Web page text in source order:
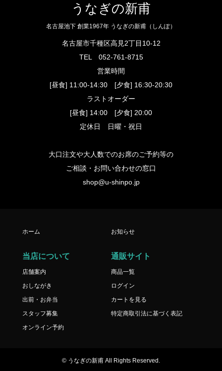
うなぎの新甫
名古屋池下 創業1967年 うなぎの新甫（しんぽ）
名古屋市千種区高見2丁目10-12
TEL 052-761-8715
営業時間
[昼食] 11:00-14:30 [夕食] 16:30-20:30
ラストオーダー
[昼食] 14:00 [夕食] 20:00
定休日 日曜・祝日
大口注文や大人数でのお席のご予約等の
ご相談・お問い合わせの窓口
shop@u-shinpo.jp
ホーム お知らせ
当店について
店舗案内
おしながき
出前・お弁当
スタッフ募集
オンライン予約
通販サイト
商品一覧
ログイン
カートを見る
特定商取引法に基づく表記
© うなぎの新甫 All Rights Reserved.